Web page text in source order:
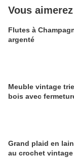
Vous
Flutes à
argenté
Meuble vintage
bois avec
Grand plaid en laine,
au crochet vintage